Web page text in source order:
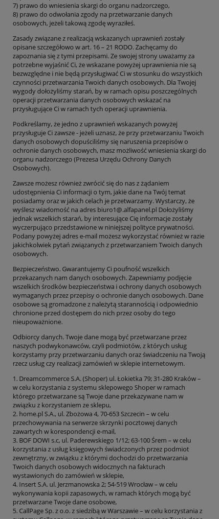
7) prawo do wniesienia skargi do organu nadzorczego,
8) prawo do odwołania zgody na przetwarzanie danych
osobowych, jeżeli takową zgodę wyraziłeś.
Zasady związane z realizacją wskazanych uprawnień zostały
opisane szczegółowo w art. 16 – 21 RODO. Zachęcamy do
zapoznania się z tymi przepisami. Ze swojej strony uważamy za
potrzebne wyjaśnić Ci, że wskazane powyżej uprawnienia nie są
bezwzględne i nie będą przysługiwać Ci w stosunku do wszystkich
czynności przetwarzania Twoich danych osobowych. Dla Twojej
wygody dołożyliśmy starań, by w ramach opisu poszczególnych
operacji przetwarzania danych osobowych wskazać na
przysługujące Ci w ramach tych operacji uprawnienia.
Podkreślamy, że jedno z uprawnień wskazanych powyżej
przysługuje Ci zawsze - jeżeli uznasz, że przy przetwarzaniu Twoich
danych osobowych dopuściliśmy się naruszenia przepisów o
ochronie danych osobowych, masz możliwość wniesienia skargi do
organu nadzorczego (Prezesa Urzędu Ochrony Danych
Osobowych).
Zawsze możesz również zwrócić się do nas z żądaniem
udostępnienia Ci informacji o tym, jakie dane na Twój temat
posiadamy oraz w jakich celach je przetwarzamy. Wystarczy, że
wyślesz wiadomość na adres biuro1@.alfapanel.pl Dołożyliśmy
jednak wszelkich starań, by interesujące Cię informacje zostały
wyczerpująco przedstawione w niniejszej polityce prywatności.
Podany powyżej adres e-mail możesz wykorzystać również w razie
jakichkolwiek pytań związanych z przetwarzaniem Twoich danych
osobowych.
Bezpieczeństwo. Gwarantujemy Ci poufność wszelkich
przekazanych nam danych osobowych. Zapewniamy podjęcie
wszelkich środków bezpieczeństwa i ochrony danych osobowych
wymaganych przez przepisy o ochronie danych osobowych. Dane
osobowe są gromadzone z należytą starannością i odpowiednio
chronione przed dostępem do nich przez osoby do tego
nieupoważnione.
Odbiorcy danych.Twoje dane mogą być przetwarzane przez
naszych podwykonawców, czyli podmiotów, z których usług
korzystamy przy przetwarzaniu danych oraz świadczeniu na Twoją
rzecz usługczy realizacji zamówień w sklepie internetowym.
1. Dreamcommerce S.A. (Shoper) ul.Łokietka 79; 31-280 Kraków–
w celu korzystania z systemu sklepowego Shoperw ramach
którego przetwarzane są Twoje dane przekazywane nam w
związku z korzystaniem ze sklepu,
2. home.pl S.A., ul. Zbożowa 4, 70-653 Szczecin – w celu
przechowywania na serwerze skrzynki pocztowej danych
zawartych w korespondencji e-mail,
3. BOF DOWI s.c, ul. Paderewskiego 1/12; 63-100 Śrem – w celu
korzystania z usług księgowych świadczonych przez podmiot
zewnętrzny, w związku z którymi dochodzi do przetwarzania
Twoich danych osobowych widocznych na fakturach
wystawionych do zamówień w sklepie,
4. Insert S.A. ul. Jerzmanowska 2; 54-519 Wrocław – w celu
wykonywania kopii zapasowych, w ramach których mogą być
przetwarzane Twoje dane osobowe,
5. CallPage Sp. z o.o. z siedzibą w Warszawie – w celu korzystania z